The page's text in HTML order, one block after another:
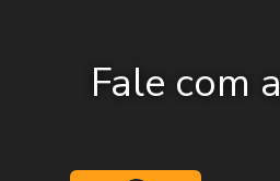
Fale com a